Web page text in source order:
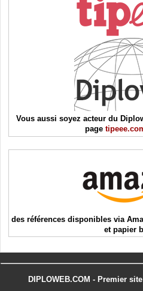
Vous aussi soyez acteur du
page
des références disponibles via
et papier
DIPLOWEB.COM - Premier